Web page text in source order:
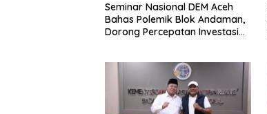
Seminar Nasional DEM Aceh
Bahas Polemik Blok Andaman,
Dorong Percepatan Investasi